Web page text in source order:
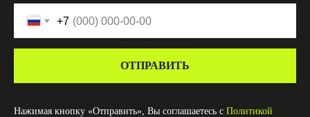
+7
ОТПРАВИТЬ
Нажимая кнопку «Отправить», Вы соглашаетесь с Политикой